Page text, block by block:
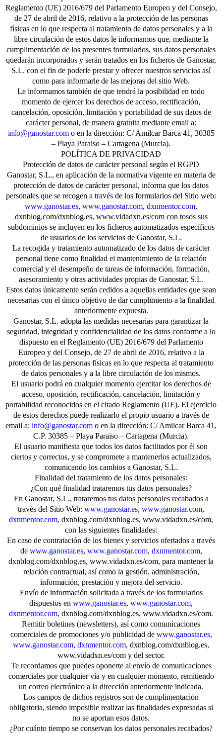
Reglamento (UE) 2016/679 del Parlamento Europeo y del Consejo,
de 27 de abril de 2016, relativo a la protección de las personas
físicas en lo que respecta al tratamiento de datos personales y a la
libre circulación de estos datos le informamos que, mediante la
cumplimentación de los presentes formularios, sus datos personales
quedarán incorporados y serán tratados en los ficheros de Ganostar,
S.L. con el fin de poderle prestar y ofrecer nuestros servicios así
como para informarle de las mejoras del sitio Web.
Le informamos también de que tendrá la posibilidad en todo
momento de ejercer los derechos de acceso, rectificación,
cancelación, oposición, limitación y portabilidad de sus datos de
carácter personal, de manera gratuita mediante email a:
info@ganostar.como en la dirección: C/ Amilcar Barca 41, 30385
– Playa Paraiso – Cartagena (Murcia).
POLÍTICA DE PRIVACIDAD
Protección de datos de carácter personal según el RGPD
Ganostar, S.L., en aplicación de la normativa vigente en materia de
protección de datos de carácter personal, informa que los datos
personales que se recogen a través de los formularios del Sitio web:
www.ganostar.es, www.ganostar.com, dxnmentor.com,
dxnblog.com/dxnblog.es, www.vidadxn.es/com con tosos sus
subdominios se incluyen en los ficheros automatizados específicos
de usuarios de los servicios de Ganostar, S.L.
La recogida y tratamiento automatizado de los datos de carácter
personal tiene como finalidad el mantenimiento de la relación
comercial y el desempeño de tareas de información, formación,
asesoramiento y otras actividades propias de Ganostar, S.L.
Estos datos únicamente serán cedidos a aquellas entidades que sean
necesarias con el único objetivo de dar cumplimiento a la finalidad
anteriormente expuesta.
Ganostar, S.L. adopta las medidas necesarias para garantizar la
seguridad, integridad y confidencialidad de los datos conforme a lo
dispuesto en el Reglamento (UE) 2016/679 del Parlamento
Europeo y del Consejo, de 27 de abril de 2016, relativo a la
protección de las personas físicas en lo que respecta al tratamiento
de datos personales y a la libre circulación de los mismos.
El usuario podrá en cualquier momento ejercitar los derechos de
acceso, oposición, rectificación, cancelación, limitación y
portabilidad reconocidos en el citado Reglamento (UE). El ejercicio
de estos derechos puede realizarlo el propio usuario a través de
email a: info@ganostar.com o en la dirección: C/ Amilcar Barca 41,
C.P. 30385 – Playa Paraiso – Cartagena (Murcia).
El usuario manifiesta que todos los datos facilitados por él son
ciertos y correctos, y se compromete a mantenerlos actualizados,
comunicando los cambios a Ganostar, S.L.
Finalidad del tratamiento de los datos personales:
¿Con qué finalidad trataremos tus datos personales?
En Ganostar, S.L., trataremos tus datos personales recabados a
través del Sitio Web: www.ganostar.es, www.ganostar.com,
dxnmentor.com, dxnblog.com/dxnblog.es, www.vidadxn.es/com,
con las siguientes finalidades:
En caso de contratación de los bienes y servicios ofertados a través
de www.ganostar.es, www.ganostar.com, dxnmentor.com,
dxnblog.com/dxnblog.es, www.vidadxn.es/com, para mantener la
relación contractual, así como la gestión, administración,
información, prestación y mejora del servicio.
Envío de información solicitada a través de los formularios
dispuestos en www.ganostar.es, www.ganostar.com,
dxnmentor.com, dxnblog.com/dxnblog.es, www.vidadxn.es/com.
Remitir boletines (newsletters), así como comunicaciones
comerciales de promociones y/o publicidad de www.ganostar.es,
www.ganostar.com, dxnmentor.com, dxnblog.com/dxnblog.es,
www.vidadxn.es/com y del sector.
Te recordamos que puedes oponerte al envío de comunicaciones
comerciales por cualquier vía y en cualquier momento, remitiendo
un correo electrónico a la dirección anteriormente indicada.
Los campos de dichos registros son de cumplimentación
obligatoria, siendo imposible realizar las finalidades expresadas si
no se aportan esos datos.
¿Por cuánto tiempo se conservan los datos personales recabados?